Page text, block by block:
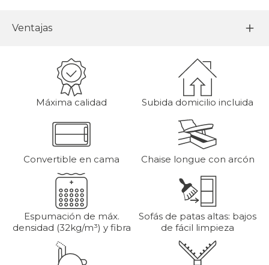
Ventajas
Máxima calidad Subida domicilio incluida
Convertible en cama Chaise longue con arcón
Espumación de máx.
densidad (32kg/m³) y fibra
Sofás de patas altas: bajos
de fácil limpieza